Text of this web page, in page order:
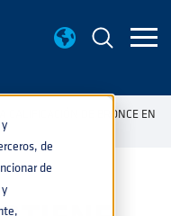
de
de
CALIFICACIÓN DE BRONCE EN